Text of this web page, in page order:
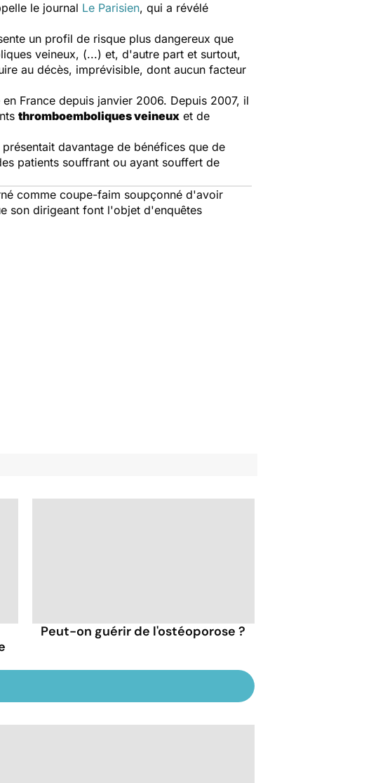
le journal Le Parisien, qui a révélé
un profil de risque plus dangereux que
veineux, (...) et, d'autre part et surtout,
au décès, imprévisible, dont aucun facteur
France depuis janvier 2006. Depuis 2007, il
thromboemboliques veineux et de
davantage de bénéfices que de
patients souffrant ou ayant souffert de
comme coupe-faim soupçonné d'avoir
son dirigeant font l'objet d'enquêtes
Peut-on guérir de l'ostéoporose ?